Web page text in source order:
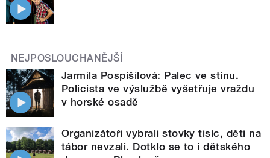
NEJPOSLOUCHANĚJŠÍ
Jarmila Pospíšilová: Palec ve stínu.
Policista ve výslužbě vyšetřuje vraždu
v horské osadě
Organizátoři vybrali stovky tisíc, děti na
tábor nevzali. Dotklo se to i dětského